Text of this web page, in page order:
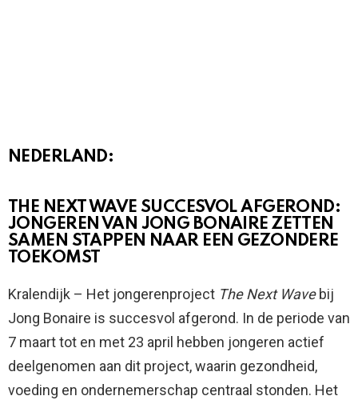
NEDERLAND:
THE NEXT WAVE SUCCESVOL AFGEROND:
JONGEREN VAN JONG BONAIRE ZETTEN
SAMEN STAPPEN NAAR EEN GEZONDERE
TOEKOMST
Kralendijk – Het jongerenproject The Next Wavebij
Jong Bonaire is succesvol afgerond. In de periode van
7 maart tot en met 23 april hebben jongeren actief
deelgenomen aan dit project, waarin gezondheid,
voeding en ondernemerschap centraal stonden. Het